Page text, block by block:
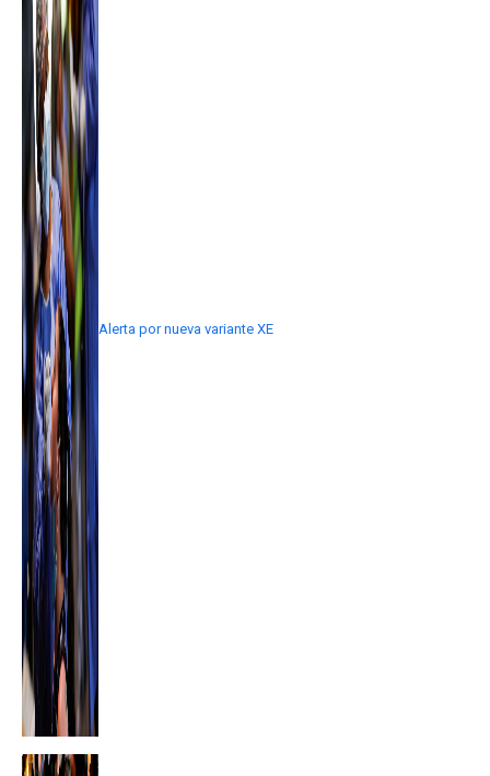
Alerta por nueva variante XE